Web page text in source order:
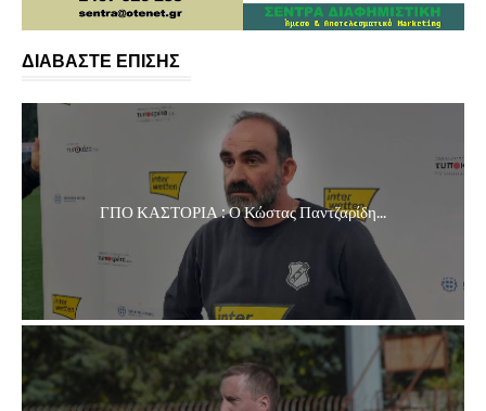
ΔΙΑΒΑΣΤΕ ΕΠΙΣΗΣ
ΓΠΟ ΚΑΣΤΟΡΙΑ : Ο Κώστας Παντζαρίδη...